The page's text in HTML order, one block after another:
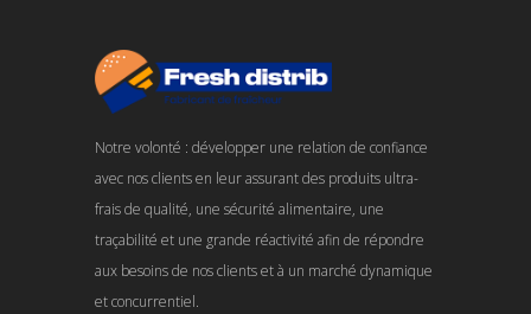
Notre volonté : développer une relation de confiance
avec nos clients en leur assurant des produits ultra-
frais de qualité, une sécurité alimentaire, une
traçabilité et une grande réactivité afin de répondre
aux besoins de nos clients et à un marché dynamique
et concurrentiel.